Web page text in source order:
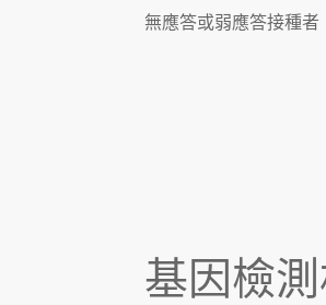
無應答或弱應答接種者
基因檢